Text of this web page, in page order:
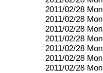
2011/02/28 Mon
2011/02/28 Mon
2011/02/28 Mon
2011/02/28 Mon
2011/02/28 Mon
2011/02/28 Mon
2011/02/28 Mon